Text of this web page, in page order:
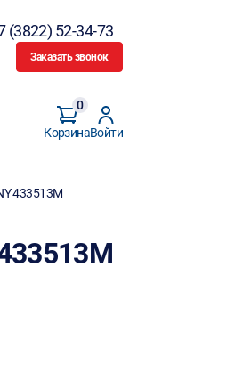
(3822) 52-34-73
Заказать звонок
Корзина
0
Войти
433513M